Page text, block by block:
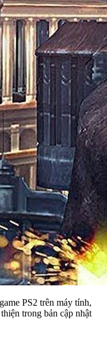
PS2 trên máy tính,
trong bản cập nhật